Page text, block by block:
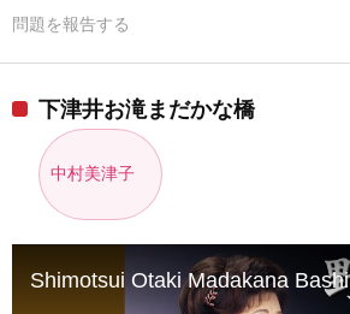
問題を報告する
下津井お滝まだかな橋
中村美津子
Shimotsui Otaki Madakana Bashi